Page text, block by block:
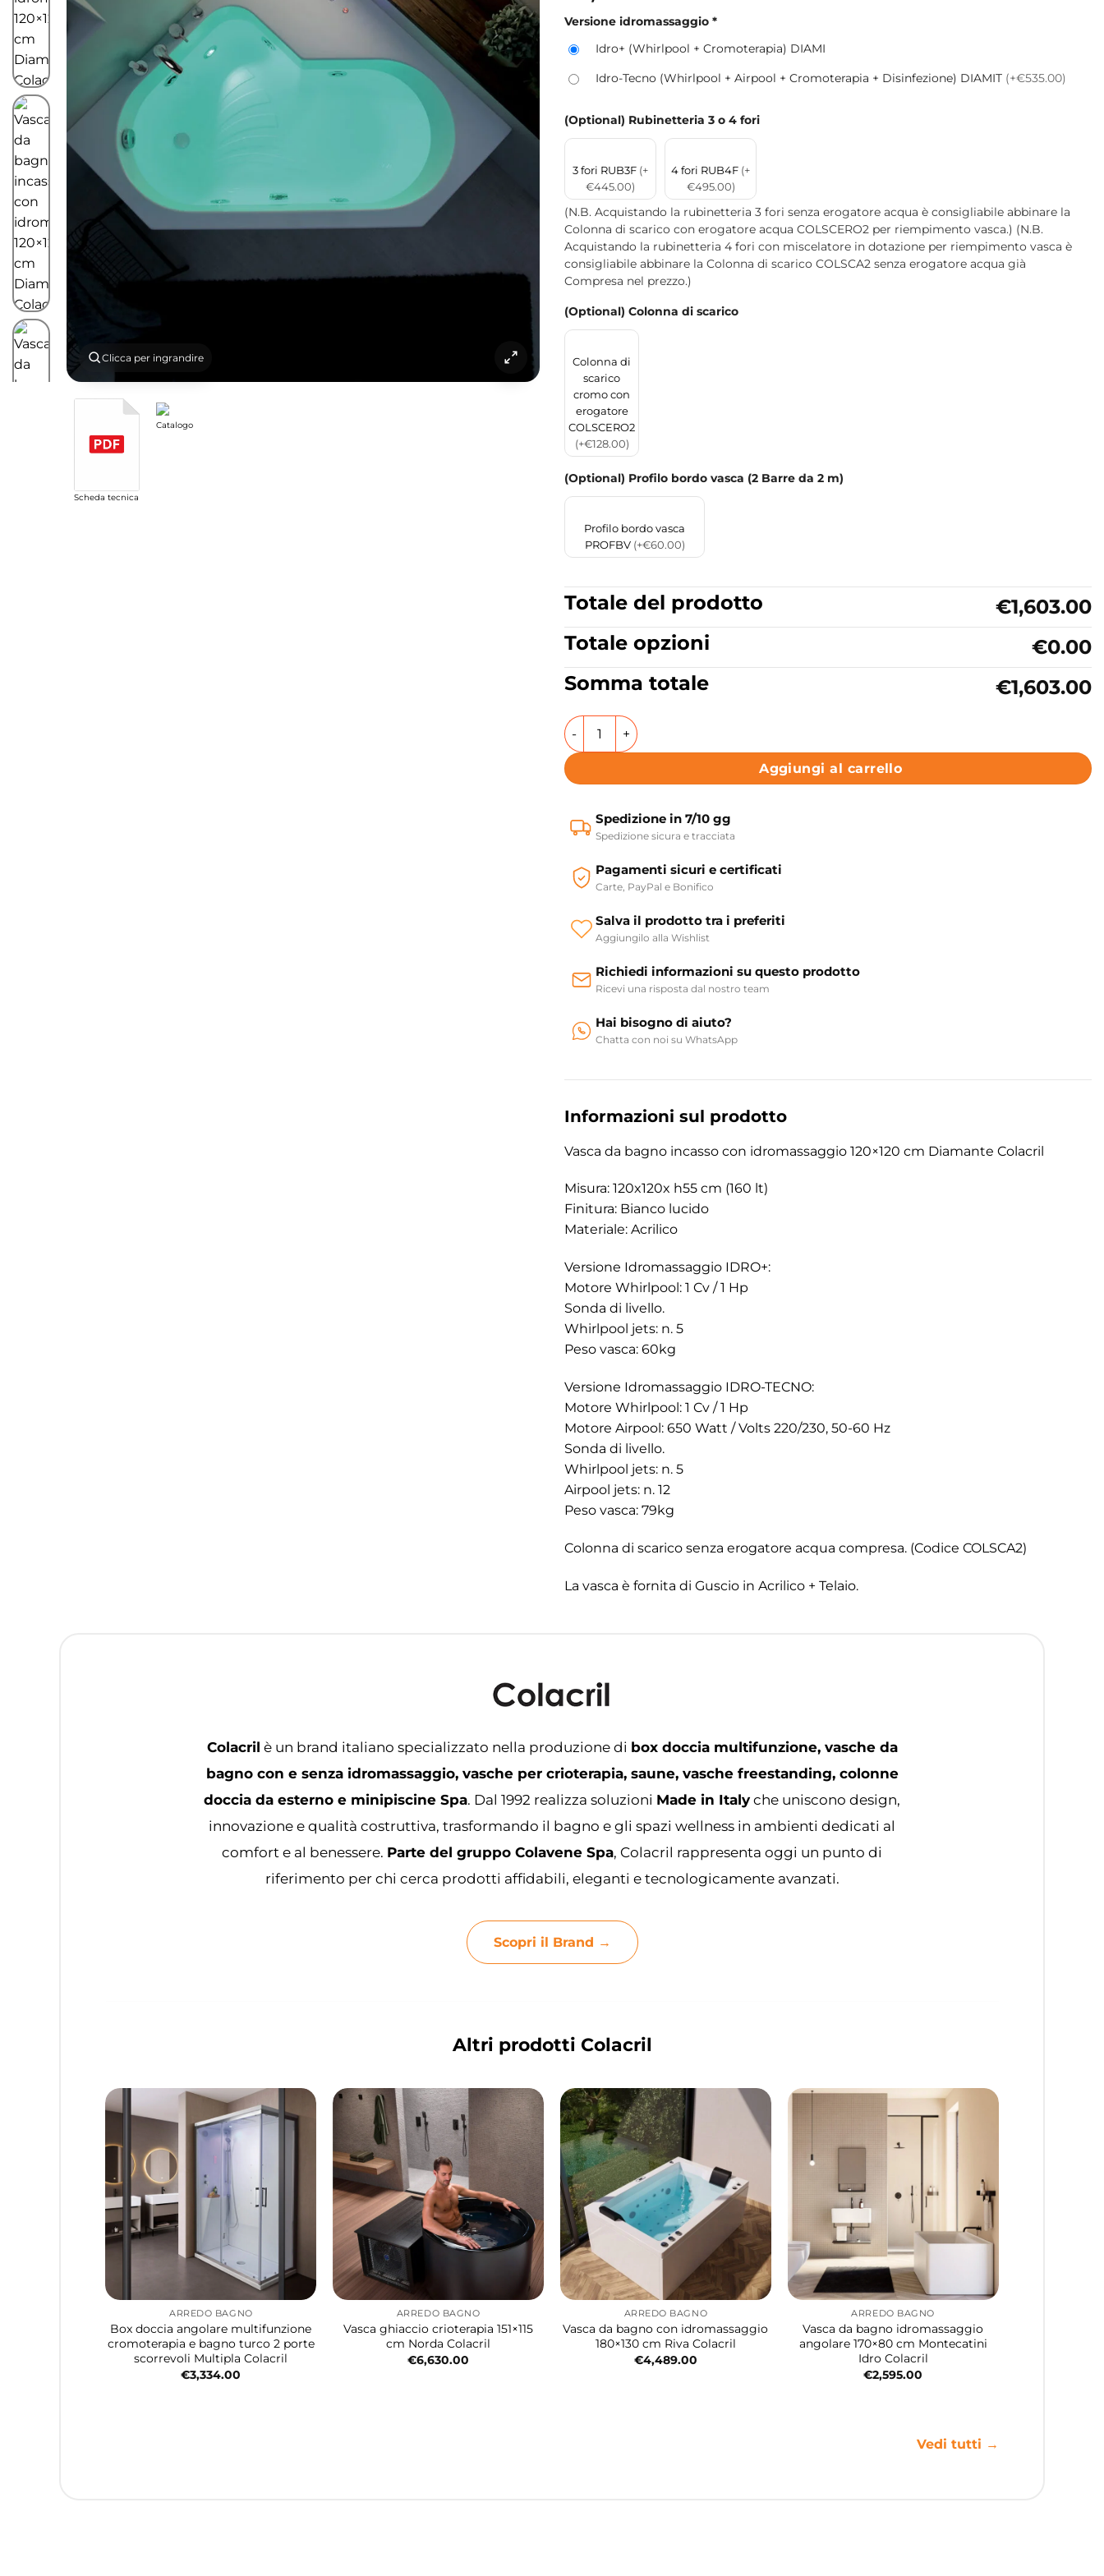
Clicca per ingrandire
Scheda tecnica
Catalogo
Versione idromassaggio *
Idro+ (Whirlpool + Cromoterapia) DIAMI
Idro-Tecno (Whirlpool + Airpool + Cromoterapia + Disinfezione) DIAMIT (+€535.00)
(Optional) Rubinetteria 3 o 4 fori
3 fori RUB3F (+
€445.00)
4 fori RUB4F (+
€495.00)
(N.B. Acquistando la rubinetteria 3 fori senza erogatore acqua è consigliabile abbinare la
Colonna di scarico con erogatore acqua COLSCERO2 per riempimento vasca.) (N.B.
Acquistando la rubinetteria 4 fori con miscelatore in dotazione per riempimento vasca è
consigliabile abbinare la Colonna di scarico COLSCA2 senza erogatore acqua già
Compresa nel prezzo.)
(Optional) Colonna di scarico
Colonna di
scarico
cromo con
erogatore
COLSCERO2
(+€128.00)
(Optional) Profilo bordo vasca (2 Barre da 2 m)
Profilo bordo vasca
PROFBV (+€60.00)
Totale del prodotto
€1,603.00
Totale opzioni
€0.00
Somma totale
€1,603.00
Vasca da bagno incasso con idromassaggio 120×120 cm Diamante Colacril quantità
Aggiungi al carrello
Spedizione in 7/10 gg
Spedizione sicura e tracciata
Pagamenti sicuri e certificati
Carte, PayPal e Bonifico
Salva il prodotto tra i preferiti
Aggiungilo alla Wishlist
Richiedi informazioni su questo prodotto
Ricevi una risposta dal nostro team
Hai bisogno di aiuto?
Chatta con noi su WhatsApp
Informazioni sul prodotto
Vasca da bagno incasso con idromassaggio 120×120 cm Diamante Colacril
Misura: 120x120x h55 cm (160 lt)
Finitura: Bianco lucido
Materiale: Acrilico
Versione Idromassaggio IDRO+:
Motore Whirlpool: 1 Cv / 1 Hp
Sonda di livello.
Whirlpool jets: n. 5
Peso vasca: 60kg
Versione Idromassaggio IDRO-TECNO:
Motore Whirlpool: 1 Cv / 1 Hp
Motore Airpool: 650 Watt / Volts 220/230, 50-60 Hz
Sonda di livello.
Whirlpool jets: n. 5
Airpool jets: n. 12
Peso vasca: 79kg
Colonna di scarico senza erogatore acqua compresa. (Codice COLSCA2)
La vasca è fornita di Guscio in Acrilico + Telaio.
Colacril è un brand italiano specializzato nella produzione di box doccia multifunzione, vasche da
bagno con e senza idromassaggio, vasche per crioterapia, saune, vasche freestanding, colonne
doccia da esterno e minipiscine Spa. Dal 1992 realizza soluzioni Made in Italy che uniscono design,
innovazione e qualità costruttiva, trasformando il bagno e gli spazi wellness in ambienti dedicati al
comfort e al benessere. Parte del gruppo Colavene Spa, Colacril rappresenta oggi un punto di
riferimento per chi cerca prodotti affidabili, eleganti e tecnologicamente avanzati.
Scopri il Brand →
Altri prodotti Colacril
ARREDO BAGNO
Box doccia angolare multifunzione
cromoterapia e bagno turco 2 porte
scorrevoli Multipla Colacril
€3,334.00
ARREDO BAGNO
Vasca ghiaccio crioterapia 151×115
cm Norda Colacril
€6,630.00
ARREDO BAGNO
Vasca da bagno con idromassaggio
180×130 cm Riva Colacril
€4,489.00
ARREDO BAGNO
Vasca da bagno idromassaggio
angolare 170×80 cm Montecatini
Idro Colacril
€2,595.00
Vedi tutti →